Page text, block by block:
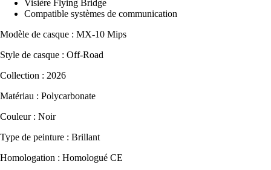
Visière Flying Bridge
Compatible systèmes de communication
Modèle de casque : MX-10 Mips
Style de casque : Off-Road
Collection : 2026
Matériau : Polycarbonate
Couleur : Noir
Type de peinture : Brillant
Homologation : Homologué CE